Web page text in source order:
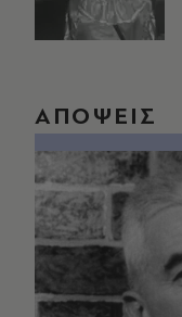
ΑΠΟΨΕΙΣ